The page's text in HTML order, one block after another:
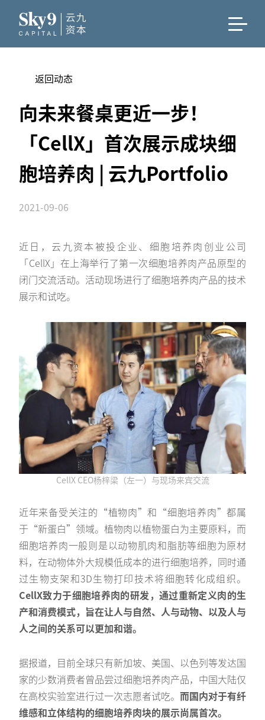
返回动态
向未来餐桌更近一步！
「CellX」首次展示成块细
胞培养肉 | 云九Portfolio
2021-09-06
近日，云九资本被投企业、细胞培养肉创业公司
「CellX」在上海举行了第一次细胞培养肉产品原型的
闭门交流活动。活动现场进行了细胞培养肉产品的技术
展示和试吃。
CellX CEO杨梓梁（左一）与现场来宾交流
近年来备受关注的“植物肉”和“细胞培养肉”都属
于“新蛋白”领域。植物肉以植物蛋白为主要原料，而
细胞培养肉一般则是以动物肌肉和脂肪等细胞为原材
料，在动物体外大规模低成本的进行细胞培养，同时通
过生物支架和3D生物打印技术将细胞转化成组织。
CellX致力于细胞培养肉的研发，通过重新定义肉的生
产和消费模式，旨在让人与自然、人与动物、以及人与
人之间的关系可以更加和谐。
据报道，目前全球只有新加坡、美国、以色列等发达国
家的少数消费者曾品尝过细胞培养肉产品，中国大陆仅
在高校实验室进行过一次志愿者试吃。 而国内对于有纤
维感和立体结构的细胞培养肉块的展示尚属首次。